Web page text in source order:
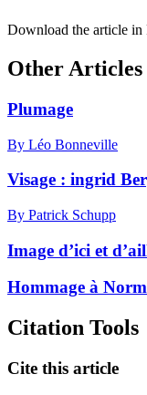
Download the article in
Other
Plumage
By Léo Bonneville
Visage : ingrid
By Patrick Schupp
Image d’ici et
Hommage à
Citation Tools
Cite this article